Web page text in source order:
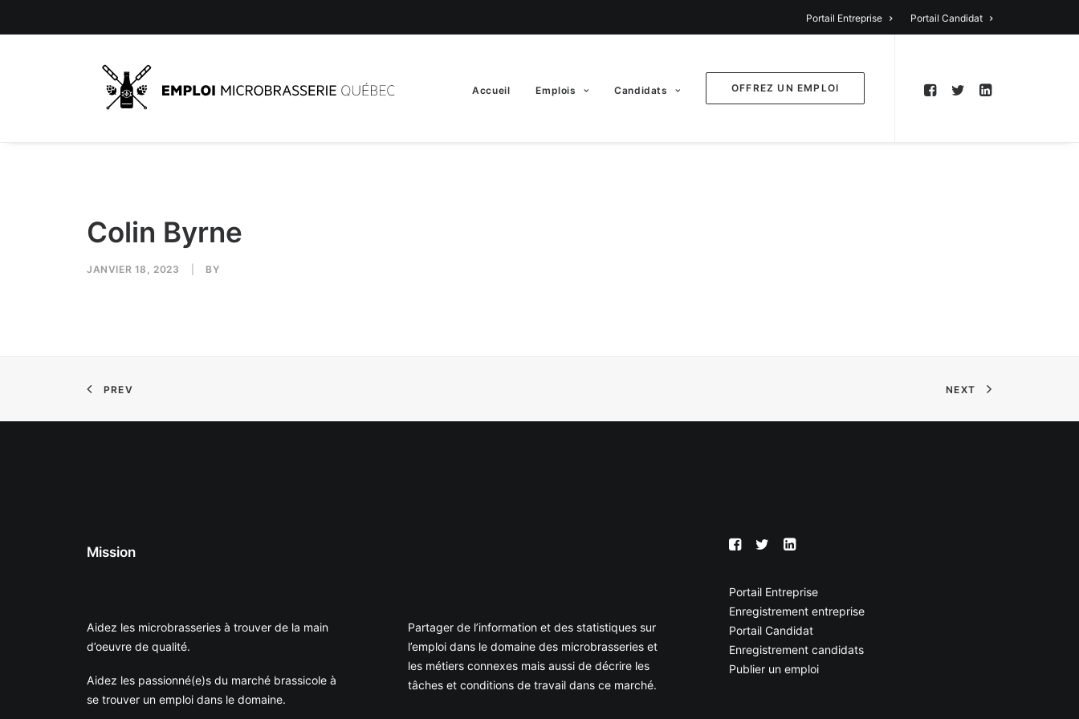
Portail Entreprise Portail Candidat
Accueil Emplois Candidats OFFREZ UN EMPLOI
Colin Byrne
JANVIER 18, 2023 BY
PREV NEXT
Mission
Aidez les microbrasseries à trouver de la main
d’oeuvre de qualité.
Aidez les passionné(e)s du marché brassicole à
se trouver un emploi dans le domaine.
Partager de l’information et des statistiques sur
l’emploi dans le domaine des microbrasseries et
les métiers connexes mais aussi de décrire les
tâches et conditions de travail dans ce marché.
Portail Entreprise
Enregistrement entreprise
Portail Candidat
Enregistrement candidats
Publier un emploi